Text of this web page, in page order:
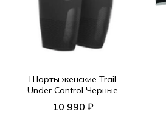
Шорты женские Trail
Under Control Черные
10 990 ₽